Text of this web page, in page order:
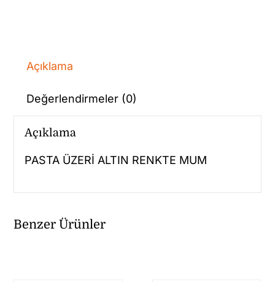
Açıklama
Değerlendirmeler (0)
Açıklama
PASTA ÜZERİ ALTIN RENKTE MUM
Benzer Ürünler